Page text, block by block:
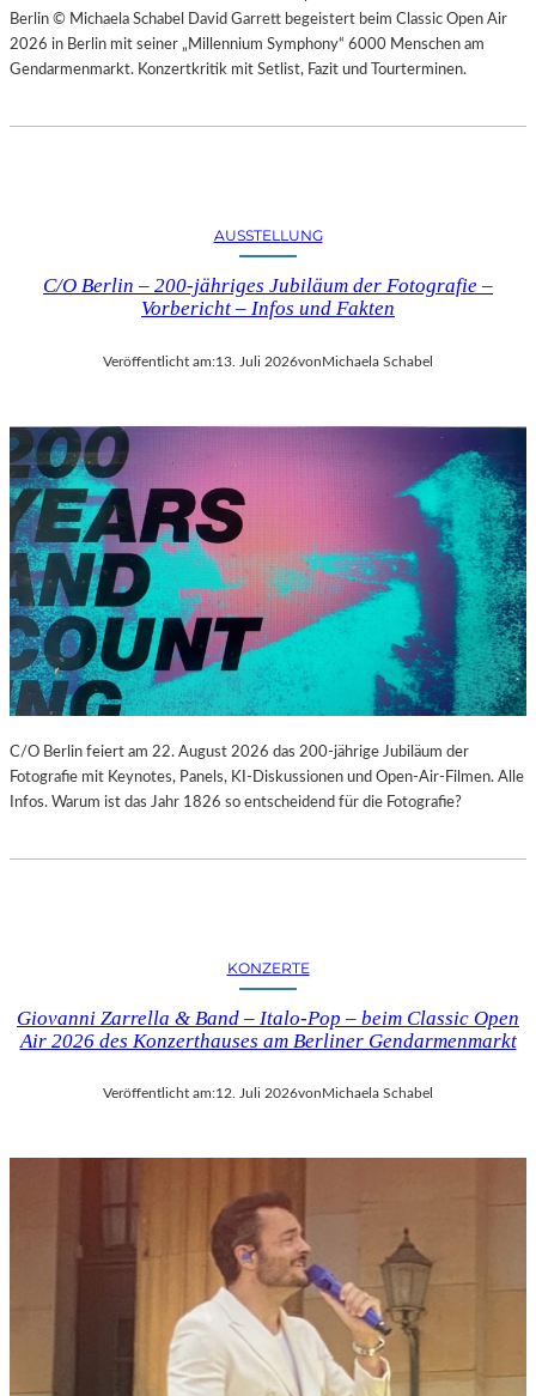
Berlin © Michaela Schabel David Garrett begeistert beim Classic Open Air
2026 in Berlin mit seiner „Millennium Symphony“ 6000 Menschen am
Gendarmenmarkt. Konzertkritik mit Setlist, Fazit und Tourterminen.
AUSSTELLUNG
C/O Berlin – 200-jähriges Jubiläum der Fotografie –
Vorbericht – Infos und Fakten
Veröffentlicht am:13. Juli 2026vonMichaela Schabel
C/O Berlin feiert am 22. August 2026 das 200-jährige Jubiläum der
Fotografie mit Keynotes, Panels, KI-Diskussionen und Open-Air-Filmen. Alle
Infos. Warum ist das Jahr 1826 so entscheidend für die Fotografie?
KONZERTE
Giovanni Zarrella & Band – Italo-Pop – beim Classic Open
Air 2026 des Konzerthauses am Berliner Gendarmenmarkt
Veröffentlicht am:12. Juli 2026von Michaela Schabel